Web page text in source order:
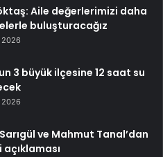
Aile değerlerimizi daha
buluşturacağız
2026
3 büyük ilçesine 12 saat su
2026
ve Mahmut Tanal’dan